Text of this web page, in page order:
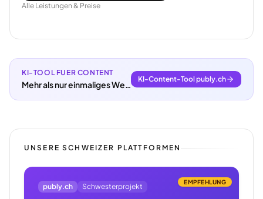
Alle Leistungen & Preise
KI-TOOL FUER CONTENT
Mehr als nur einmaliges Webdesign.
KI-Content-Tool publy.ch
UNSERE SCHWEIZER PLATTFORMEN
EMPFEHLUNG
publy.ch Schwesterprojekt